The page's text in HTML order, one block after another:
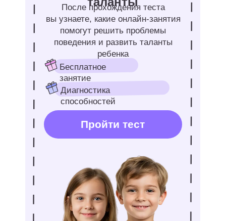
27. Собрать объемного робота
из ненужных картонных коробок
и скотча.
28. Испечь песочное печенье
необычной формы с помощью
фигурных формочек.
29. Сочинить, озвучить по ролям
и записать на диктофон свою
аудиосказку.
30. Создать домашний театр теней
с помощью плотной бумаги
и настольной лампы.
Ошибки родителей
при организации
досуга